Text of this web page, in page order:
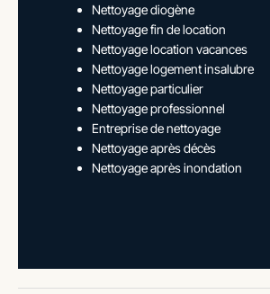
Nettoyage diogène
Nettoyage fin de location
Nettoyage location vacances
Nettoyage logement insalubre
Nettoyage particulier
Nettoyage professionnel
Entreprise de nettoyage
Nettoyage après décès
Nettoyage après inondation